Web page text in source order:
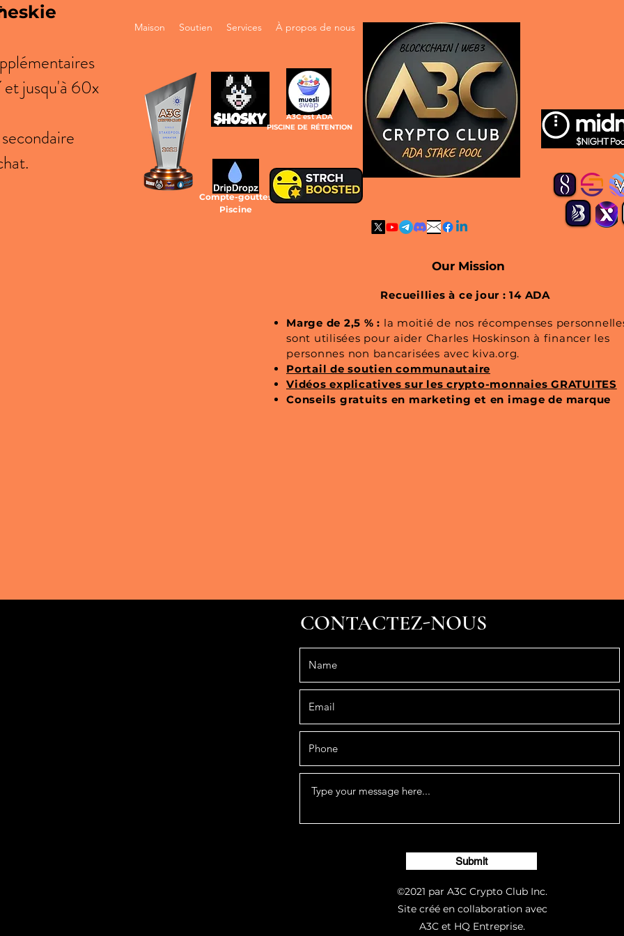
Compte-gouttes
Piscine
A3C est ADA
PISCINE DE RÉTENTION
jusqu'à 60x
Maison Soutien Services À propos de nous
Our Mission
Recueillies à ce jour : 14 ADA
Marge de 2,5 % : la moitié de nos récompenses
sont utilisées pour aider Charles Hoskinson à financer les
personnes non bancarisées avec kiva.org.
Portail de soutien communautaire
Vidéos explicatives sur les crypto-monnaies GRATUITES
Conseils gratuits en marketing et en image de marque
CONTACTEZ-NOUS
Submit
©2021 par A3C Crypto Club Inc.
Site créé en collaboration avec
A3C et HQ Entreprise.